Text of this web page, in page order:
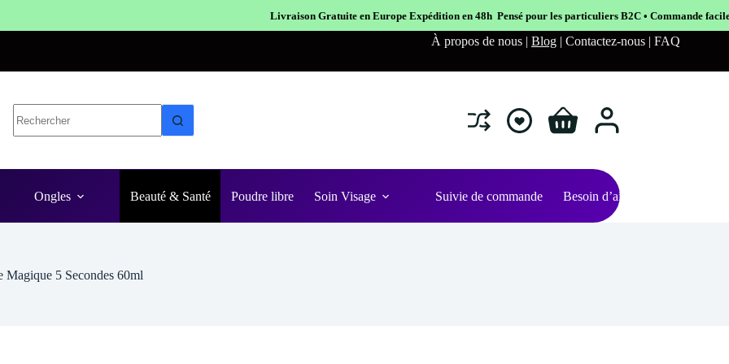
Livraison Gratuite en EuropeExpédition en 48h Pensé pour les particuliers B2C • Commande facile et sécurisé
À propos de nous | Blog | Contactez-nous | FAQ
Shopping
Ongles Beauté & Santé Poudre libre Soin Visage Suivie de commande Besoin d’aide ?
Magique 5 Secondes 60ml